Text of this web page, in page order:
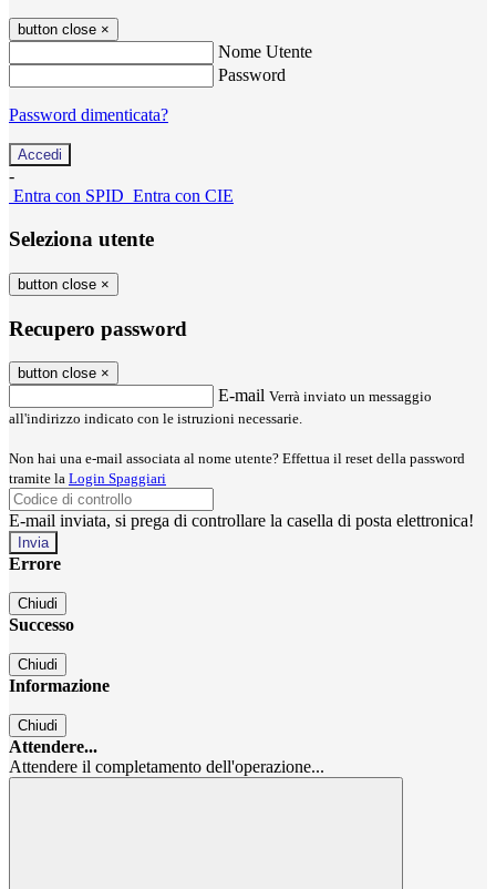
button close ×
Nome Utente
Password
Password dimenticata?
-
Entra con SPID Entra con CIE
Seleziona utente
button close ×
Recupero password
button close ×
E-mail Verrà inviato un messaggio
all'indirizzo indicato con le istruzioni necessarie.
Non hai una e-mail associata al nome utente? Effettua il reset della password
tramite la Login Spaggiari
E-mail inviata, si prega di controllare la casella di posta elettronica!
Errore
Chiudi
Successo
Chiudi
Informazione
Chiudi
Attendere...
Attendere il completamento dell'operazione...